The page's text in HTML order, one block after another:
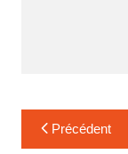
Navigation
Précédent